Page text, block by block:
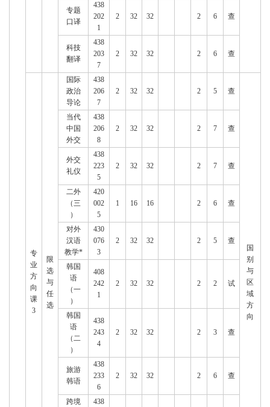
专题
口译
438
202
1
2 32 32 2 6 查
科技
翻译
438
203
7
2 32 32 2 6 查
专
业
方
向
课
3
限
选
与
任
选
国际
政治
导论
438
206
7
2 32 32 2 5 查
国
别
与
区
域
方
向
当代
中国
外交
438
206
8
2 32 32 2 7 查
外交
礼仪
438
223
5
2 32 32 2 7 查
二外
（三
）
420
002
5
1 16 16 2 6 查
对外
汉语
教学*
430
076
3
2 32 32 2 5 查
韩国
语
（一
）
408
242
1
2 32 32 2 2 试
韩国
语
（二
）
438
243
4
2 32 32 2 3 查
旅游
韩语
438
233
6
2 32 32 2 6 查
跨境
438